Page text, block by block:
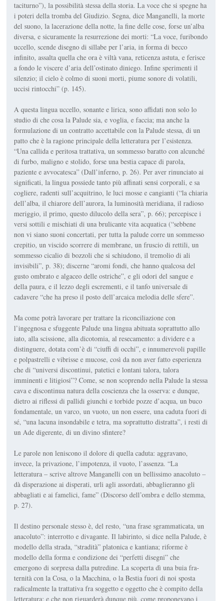
taci­turno”), la possibilità stessa della sto­ria. La voce che si spegne ha
i poteri della tromba del Giudizio. Segna, dice Manganelli, la morte
del suono, la lacerazione della notte, la fine delle cose, forse un’alba
diversa, e sicura­mente la resurrezione dei morti: “La voce, furibondo
uccello, scende disegno di sillabe per l’aria, in forma di becco
infinito, assalta quella che ora è viltà vana, reticenza astuta, e ferisce
a fon­do le viscere d’aria dell’ostinato dinie­go. Infine sperimenti il
silenzio; il cielo è colmo di suoni morti, piume sonore di volatili,
uccisi rintocchi” (p. 145).
A questa lingua uccello, sonante e lirica, sono affidati non solo lo
studio di che cosa la Palude sia, e voglia, e faccia; ma anche la
formulazione di un con­tratto accettabile con la Palude stessa, di un
patto che è la ragione principale della letteratura per l’esistenza.
“Una callida e peritosa trattativa, un som­messo baratto con alcunché
di furbo, maligno e stolido, forse una bestia ca­pace di parola,
paziente e avvocatesca” (Dall’inferno, p. 26). Per aver rinun­ciato ai
significati, la lingua possiede tanto più affinati sensi corporali, e sa
cogliere, radenti sull’acquitrino, le luci mosse e cangianti (“la chiaria
dell’al­ba, il chiarore dell’aurora, la luminosità meridiana, il radioso
meriggio, il pri­mo, questo dilucolo della sera”, p. 66); percepisce i
versi sottili e mischiati di una brulicante vita acquatica (“sebbe­ne
non vi siano suoni concertati, per tutta la palude corre un sommesso
crepitio, un viscido scorrere di mem­brane, un fruscio di rettili, un
sommesso cicalio di bozzoli che si schiudono, il tremolio di ali
invisibili”, p. 38); discer­ne “aromi fondi, che hanno qualcosa del
gusto ombrato e algaceo delle ostri­che”, e gli odori del sangue e
della paura, e il lezzo degli escrementi, e il tanfo universale di
cadavere “che ha preso il posto dell’arcaica melodia delle sfere”.
Ma come potrà lavorare per trattare la riconciliazione con
l’ingegnosa e sfug­gente Palude una lingua abituata so­prattutto allo
iato, alla scissione, alla dicotomia, al resecamento: a dividere e a
distinguere, dotata com’è di “ciuffi di occhi”, e innumerevoli papille
e polpa­strelli e vibrisse e mucose, così da non aver fatto esperienza
che di “universi discontinui, patetici e lontani talora, talora
imminenti e litigiosi”? Come, se non scoprendo nella Palude la stessa
cava e discontinua natura della co­scienza che la osserva: e dunque,
dietro ai riflessi di pallidi giunchi e torbide pozze d’acqua, un buco
fondamentale, un varco, un vuoto, un non essere, una caduta fuori di
sé, “una lacuna inson­dabile e tetra, ma soprattutto distrat­ta”, i resti di
un Ade digerente, di un divino sfintere?
Le parole non leniscono il dolore di quella caduta: aggravano,
invece, la privazione, l’impotenza, il vuoto, l’as­senza. “La
letteratura – scrive altrove Manganelli con un bellissimo anacoluto –
dà disperazione ai disperati, urli agli assordati, abbaglieranno gli
abbaglia­ti e ai famelici, fame” (Discorso dell’ombra e dello stemma,
p. 27).
Il destino personale stesso è,del resto, “una frase sgrammaticata, un
ana­coluto”: interrotto e divagante. Il labi­rinto, si dice nellaPalude, è
modello della strada, “stradità” platonica e kantiana; riforme è
modello della for­ma e condizione dei “perfetti disegni” che
emergono di sorpresa dalla putredine. La scoperta dì una buia fra­
ternità con la Cosa, o la Macchina, o la Bestia fuori di noi sposta
radicalmente la trattativa fra soggetto e oggetto che è compito della
letteratura: e che non riguarderà dunque più, come propone­vano i